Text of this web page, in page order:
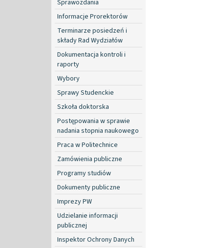
Sprawozdania
Informacje Prorektorów
Terminarze posiedzeń i
składy Rad Wydziałów
Dokumentacja kontroli i
raporty
Wybory
Sprawy Studenckie
Szkoła doktorska
Postępowania w sprawie
nadania stopnia naukowego
Praca w Politechnice
Zamówienia publiczne
Programy studiów
Dokumenty publiczne
Imprezy PW
Udzielanie informacji
publicznej
Inspektor Ochrony Danych